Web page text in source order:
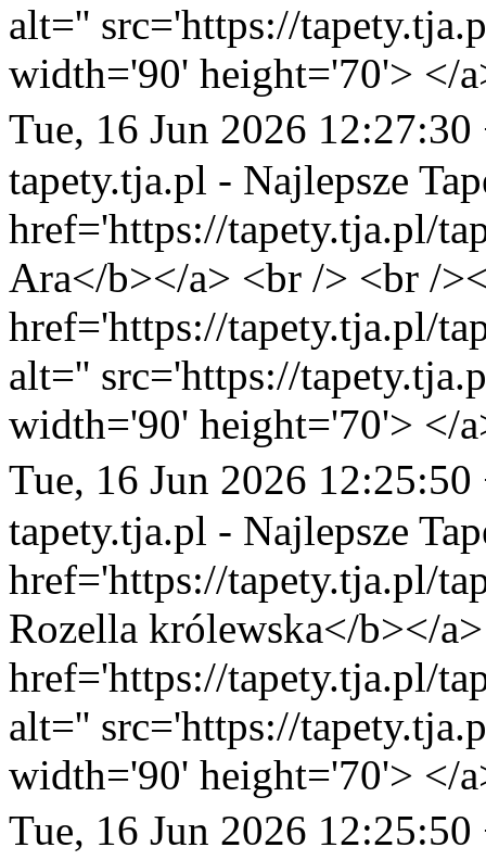
alt='' src='https://
width='90' height='70'> </
Tue, 16 Jun 2026 12:27:30
tapety.tja.pl - Najlepsze
href='https://tapety.tja.pl/
Ara</b></a> <br /> <br /
href='https://tapety.tja.pl/
alt='' src='https://
width='90' height='70'> </
Tue, 16 Jun 2026 12:25:50
tapety.tja.pl - Najlepsze
href='https://tapety.tja.pl/
Rozella królewska</b></
href='https://tapety.tja.pl/
alt='' src='https://
width='90' height='70'> </
Tue, 16 Jun 2026 12:25:50